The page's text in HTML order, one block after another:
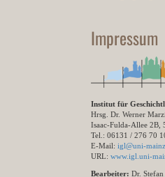
Impressum
Institut für
Hrsg. Dr. Werner
Isaac-Fulda-Allee 2B,
Tel.: 06131 / 276 70
E-Mail: igl@uni-
URL: www.igl.uni-
Bearbeiter: Dr.